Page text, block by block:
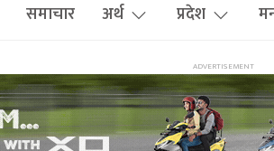
समाचार अर्थ प्रदेश